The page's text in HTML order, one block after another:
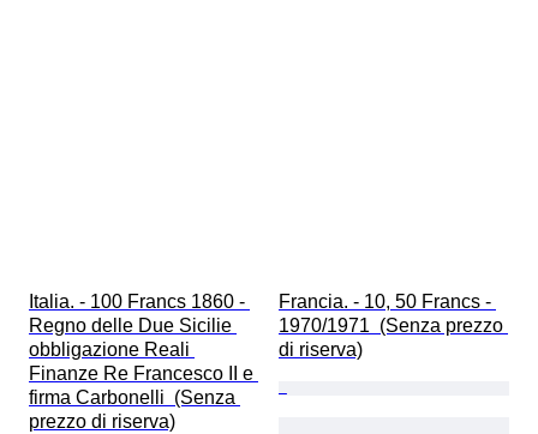
Italia. - 100 Francs 1860 -
Regno delle Due Sicilie
obbligazione Reali
Finanze Re Francesco II e
firma Carbonelli  (Senza
prezzo di riserva)
Francia. - 10, 50 Francs -
1970/1971  (Senza prezzo
di riserva)